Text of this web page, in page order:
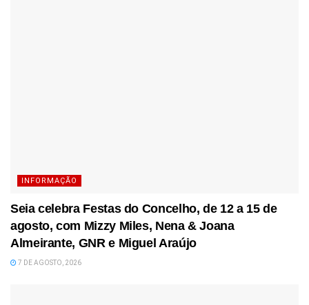
INFORMAÇÃO
Seia celebra Festas do Concelho, de 12 a 15 de
agosto, com Mizzy Miles, Nena & Joana
Almeirante, GNR e Miguel Araújo
7 DE AGOSTO, 2026